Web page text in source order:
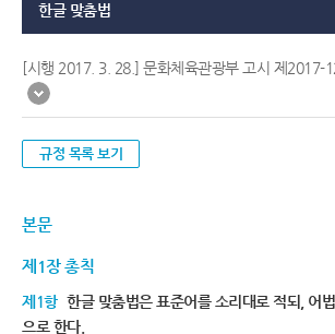
한글 맞춤법
[시행 2017. 3. 28.] 문화체육관광부 고시 제2017-
규정 목록 보기
본문
제1장 총칙
제1항 한글 맞춤법은 표준어를 소리대로 적되, 어
으로 한다.